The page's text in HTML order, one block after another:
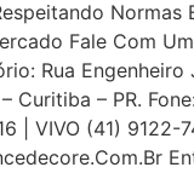
Normas
Fale Com
Rua Engenheiro
Curitiba – PR.
| VIVO (41) 9122-